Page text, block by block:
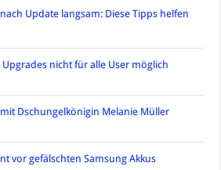
Update langsam: Diese Tipps helfen
Upgrades nicht für alle User möglich
Dschungelkönigin Melanie Müller
vor gefälschten Samsung Akkus